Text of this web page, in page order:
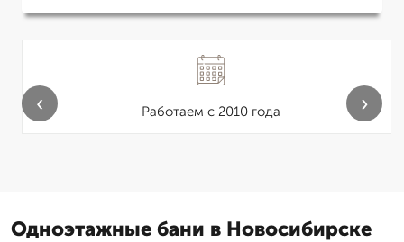
Работаем с 2010 года
‹ ›
Одноэтажные бани в Новосибирске